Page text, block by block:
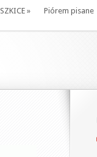
SZKICE » Piórem pisane